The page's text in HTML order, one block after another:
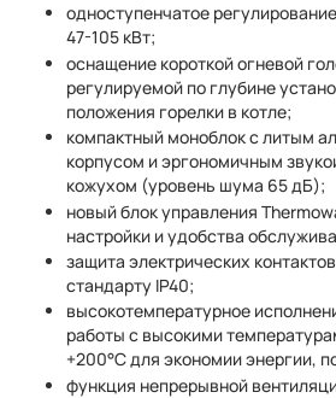
одноступенчатое
47-105 кВт;
оснащение короткой огневой
регулируемой по глубине
положения горелки в котле;
компактный моноблок с литым
корпусом и эргономичным
кожухом (уровень шума 65 дБ);
новый блок управления
настройки и удобства
защита электрических
стандарту IP40;
высокотемпературное
работы с высокими
+200°C для экономии энергии,
функция непрерывной